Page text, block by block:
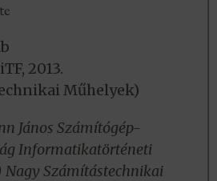
2013.
Műhelyek)
János Számítógép-
Informatikatörténeti
Nagy Számítástechnikai